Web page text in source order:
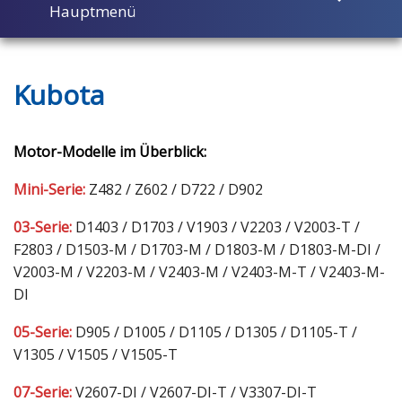
Hauptmenü
Motorinstandsetzung
Werkstatt
Unternehmen / Kontakt
Kubota
Motor-Modelle im Überblick:
Mini-Serie: Z482 / Z602 / D722 / D902
03-Serie: D1403 / D1703 / V1903 / V2203 / V2003-T /
F2803 / D1503-M / D1703-M / D1803-M / D1803-M-DI /
V2003-M / V2203-M / V2403-M / V2403-M-T / V2403-M-
DI
05-Serie: D905 / D1005 / D1105 / D1305 / D1105-T /
V1305 / V1505 / V1505-T
07-Serie:V2607-DI / V2607-DI-T / V3307-DI-T